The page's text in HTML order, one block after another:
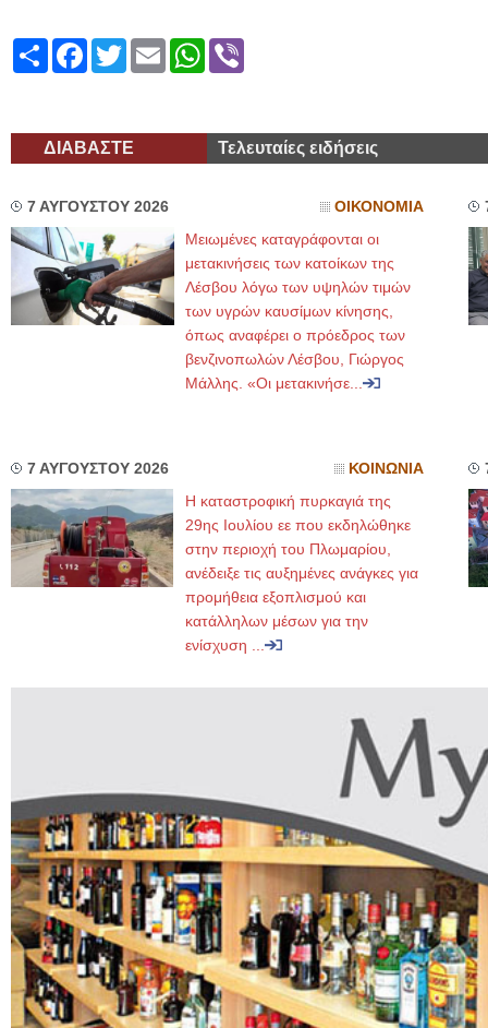
ShareFacebook
TwitterEmailWhatsApp
ΔΙΑΒΑΣΤΕ Τελευταίες ειδήσεις
7 ΑΥΓΟΥΣΤΟΥ 2026 ΟΙΚΟΝΟΜΙΑ
Μειωμένες καταγράφονται οι
μετακινήσεις των κατοίκων της
Λέσβου λόγω των υψηλών τιμών
των υγρών καυσίμων κίνησης,
όπως αναφέρει ο πρόεδρος των
βενζινοπωλών Λέσβου, Γιώργος
Μάλλης. «Οι μετακινήσε...
7 ΑΥΓΟΥΣΤΟΥ 2026 ΚΟΙΝΩΝΙΑ
Η καταστροφική πυρκαγιά της
29ης Ιουλίου εε που εκδηλώθηκε
στην περιοχή του Πλωμαρίου,
ανέδειξε τις αυξημένες ανάγκες για
προμήθεια εξοπλισμού και
κατάλληλων μέσων για την
ενίσχυση ...